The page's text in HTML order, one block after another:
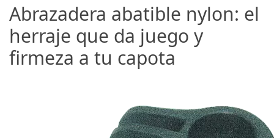
Abrazadera abatible nylon: el
herraje que da juego y
firmeza a tu capota